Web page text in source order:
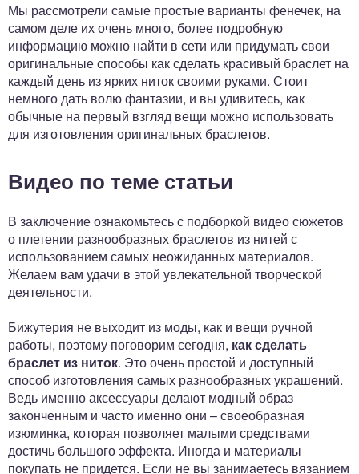
Мы рассмотрели самые простые варианты фенечек, на
самом деле их очень много, более подробную
информацию можно найти в сети или придумать свои
оригинальные способы как сделать красивый браслет на
каждый день из ярких ниток своими руками. Стоит
немного дать волю фантазии, и вы удивитесь, как
обычные на первый взгляд вещи можно использовать
для изготовления оригинальных браслетов.
Видео по теме статьи
В заключение ознакомьтесь с подборкой видео сюжетов
о плетении разнообразных браслетов из нитей с
использованием самых неожиданных материалов.
Желаем вам удачи в этой увлекательной творческой
деятельности.
Бижутерия не выходит из моды, как и вещи ручной
работы, поэтому поговорим сегодня, как сделать
браслет из ниток. Это очень простой и доступный
способ изготовления самых разнообразных украшений.
Ведь именно аксессуары делают модный образ
законченным и часто именно они – своеобразная
изюминка, которая позволяет малыми средствами
достичь большого эффекта. Иногда и материалы
покупать не придется. Если не вы занимаетесь вязанием